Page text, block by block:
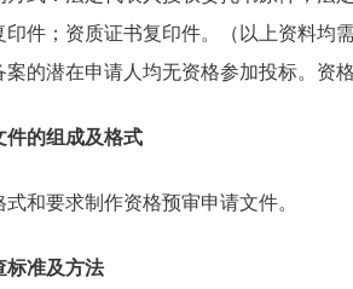
件；资质证书复印件。（以上资料均
的潜在申请人均无资格参加投标。资
件的组成及格式
和要求制作资格预审申请文件。
标准及方法